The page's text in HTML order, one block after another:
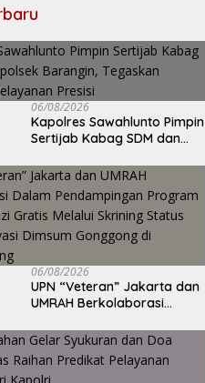
06/08/2026
Kapolres Sawahlunto Pimpin
Sertijab Kabag SDM dan
Tegaskan Komitmen
Pelayanan Presisi
06/08/2026
UPN “Veteran” Jakarta dan
UMRAH Berkolaborasi
Program Makan Bergizi
Gratis Melalui Skrining
Status Gizi dan Inovasi